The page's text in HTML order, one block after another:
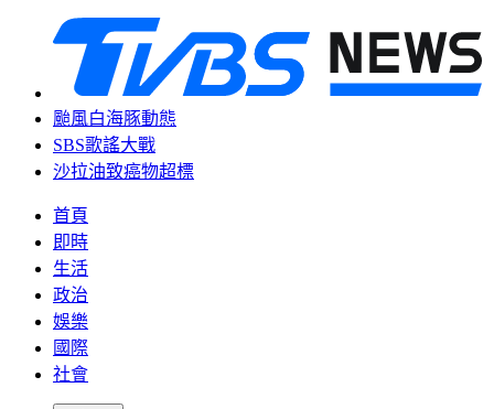
颱風白海豚動態
SBS歌謠大戰
沙拉油致癌物超標
首頁
即時
生活
政治
娛樂
國際
社會